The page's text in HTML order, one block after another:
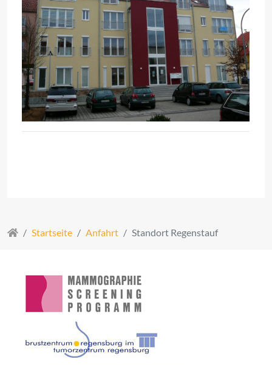
Startseite Anfahrt Standort Regenstauf